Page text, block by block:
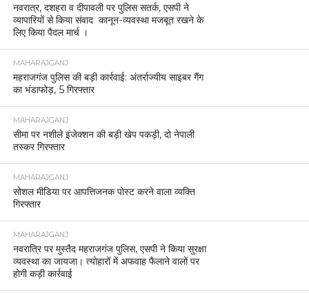
नवरात्र, दशहरा व दीपावली पर पुलिस सतर्क, एसपी ने
व्यापारियों से किया संवाद कानून-व्यवस्था मजबूत रखने के
लिए किया पैदल मार्च ।
MAHARAJGANJ
महराजगंज पुलिस की बड़ी कार्रवाई: अंतर्राज्यीय साइबर गैंग
का भंडाफोड़, 5 गिरफ्तार
MAHARAJGANJ
सीमा पर नशीले इंजेक्शन की बड़ी खेप पकड़ी, दो नेपाली
तस्कर गिरफ्तार
MAHARAJGANJ
सोशल मीडिया पर आपत्तिजनक पोस्ट करने वाला व्यक्ति
गिरफ्तार
MAHARAJGANJ
नवरात्रि पर मुस्तैद महराजगंज पुलिस, एसपी ने किया सुरक्षा
व्यवस्था का जायजा। त्योहारों में अफवाह फैलाने वालों पर
होगी कड़ी कार्रवाई